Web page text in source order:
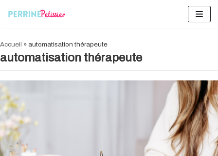
Aller
Accueil » automatisation thérapeute
automatisation thérapeute